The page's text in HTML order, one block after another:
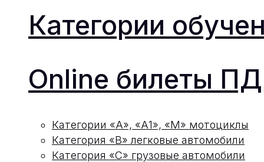
Категории
Online билеты
Категории «А», «А1», «М» мотоциклы
Категория «В» легковые автомобили
Категория «С» грузовые автомобили